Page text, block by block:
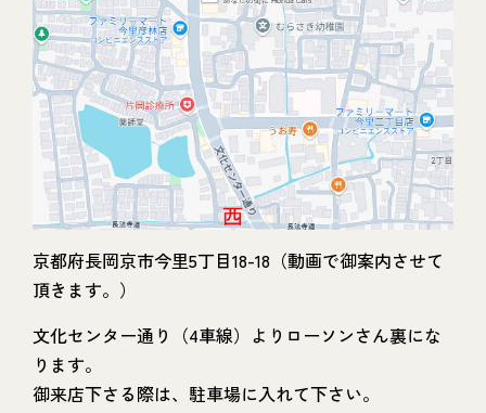
京都府長岡京市今里5丁目18-18（動画で御案内させて
頂きます。）
文化センター通り（4車線）よりローソンさん裏にな
ります。
御来店下さる際は、駐車場に入れて下さい。